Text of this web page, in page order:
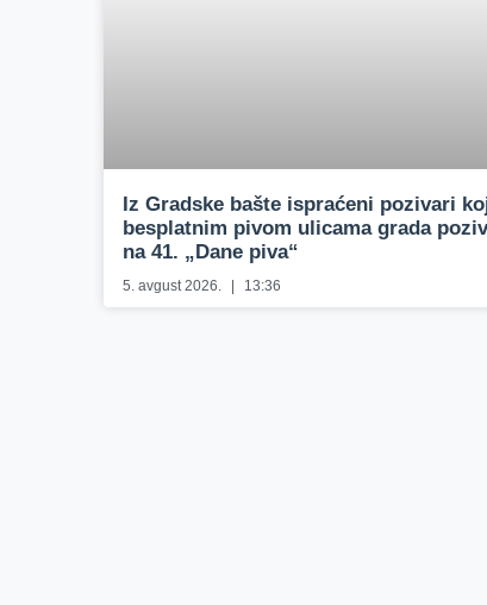
Iz Gradske bašte ispraćeni pozivari
besplatnim pivom ulicama grada
na 41. „Dane piva“
5. avgust 2026. 13:36